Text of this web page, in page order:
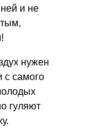
и не
нужен
с самого
гуляют